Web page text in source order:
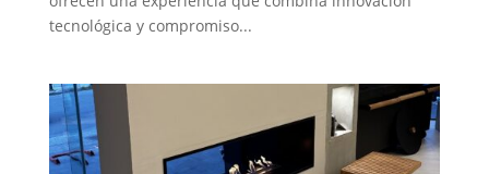
tecnológica y compromiso...